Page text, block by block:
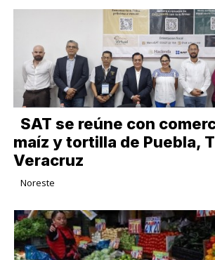
SAT se reúne con
maíz y tortilla de Puebla,
Veracruz
Noreste